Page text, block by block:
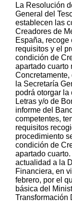
La Resolución
General del
establecen las
Creadores de
España, recoge
requisitos y el
condición de
apartado cuarto
Concretamente,
la Secretaría
podrá otorgar
Letras y/o de
informe del
competentes,
requisitos
procedimiento
condición de
apartado
actualidad a la
Financiera, en
febrero, por el
básica del
Transformación